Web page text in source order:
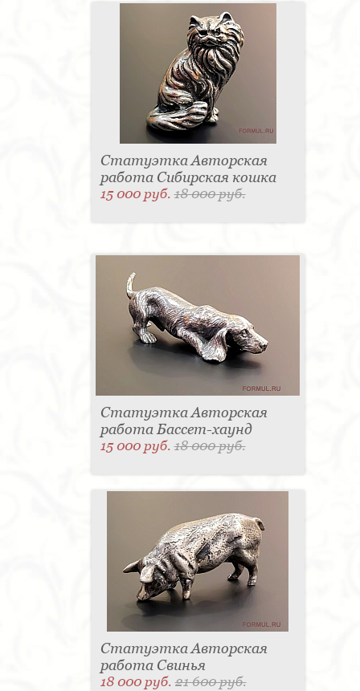
Статуэтка Авторская
работа Сибирская кошка
15 000 руб.18 000 руб.
Статуэтка Авторская
работа Бассет-хаунд
15 000 руб.18 000 руб.
Статуэтка Авторская
работа Свинья
18 000 руб.21 600 руб.